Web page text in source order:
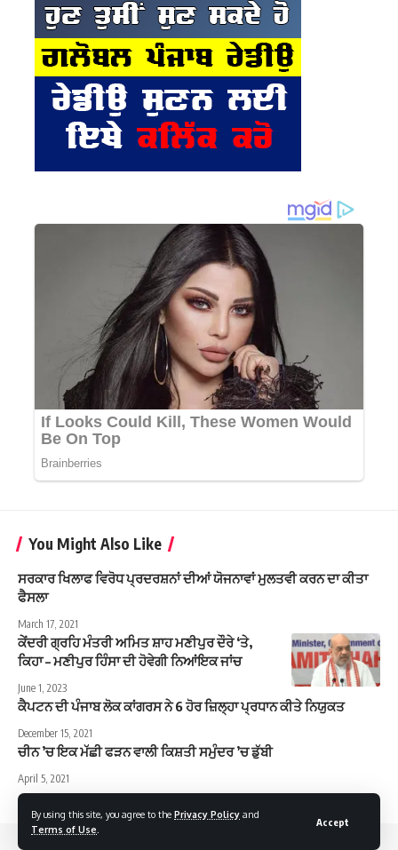
By using this site, you agree to the Privacy Policy and
Terms of Use
Accept
You Might Also Like
ਸਰਕਾਰ ਖਿਲਾਫ ਵਿਰੋਧ ਪ੍ਰਦਰਸ਼ਨਾਂ ਦੀਆਂ ਯੋਜਨਾਵਾਂ ਮੁਲਤਵੀ ਕਰਨ ਦਾ ਕੀਤਾ
ਫੈਸਲਾ
March 17, 2021
ਕੇਂਦਰੀ ਗ੍ਰਹਿ ਮੰਤਰੀ ਅਮਿਤ ਸ਼ਾਹ ਮਣੀਪੁਰ ਦੌਰੇ ‘ਤੇ,
ਕਿਹਾ – ਮਣੀਪੁਰ ਹਿੰਸਾ ਦੀ ਹੋਵੇਗੀ ਨਿਆਂਇਕ ਜਾਂਚ
June 1, 2023
ਕੈਪਟਨ ਦੀ ਪੰਜਾਬ ਲੋਕ ਕਾਂਗਰਸ ਨੇ 6 ਹੋਰ ਜ਼ਿਲ੍ਹਾ ਪ੍ਰਧਾਨ ਕੀਤੇ ਨਿਯੁਕਤ
December 15, 2021
ਚੀਨ ’ਚ ਇਕ ਮੱਛੀ ਫੜਨ ਵਾਲੀ ਕਿਸ਼ਤੀ ਸਮੁੰਦਰ ’ਚ ਡੁੱਬੀ
April 5, 2021